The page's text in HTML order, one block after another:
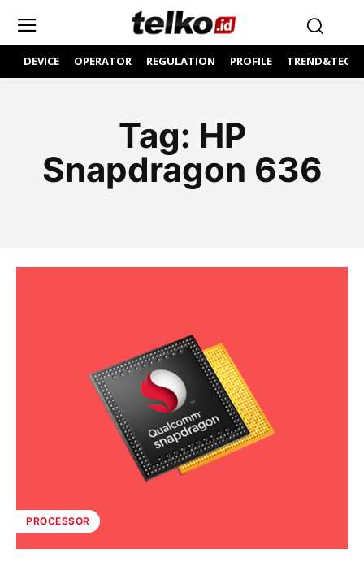
DEVICE OPERATOR REGULATION PROFILE
Tag: HP
Snapdragon 636
PROCESSOR